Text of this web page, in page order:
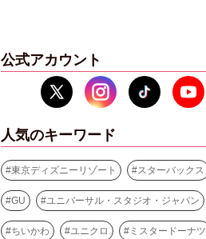
公式アカウント
人気のキーワード
#東京ディズニーリゾート #スターバックス
#GU #ユニバーサル・スタジオ・ジャパン
#ちいかわ #ユニクロ # ミスタードーナツ